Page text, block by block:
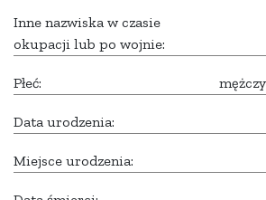
Inne nazwiska w czasie
okupacji lub po wojnie:
Płeć:
Data urodzenia:
Miejsce urodzenia: